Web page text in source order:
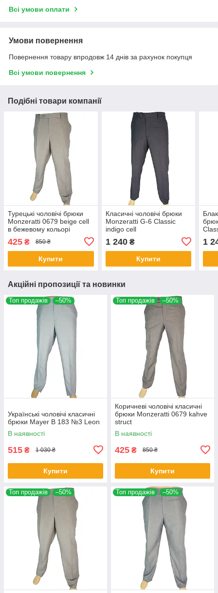
Всі умови оплати
Умови повернення
Повернення товару впродовж 14 днів за рахунок покупця
Всі умови повернення
Подібні товари компанії
Турецькі чоловічі брюки
Monzeratti 0679 beige cell
в бежевому кольорі
425 ₴ 850 ₴
Купити
Класичні чоловічі брюки
Monzeratti G-6 Classic
indigo cell
1 240₴
Купити
1
Акційні пропозиції та новинки
Топ продажів –50%
Українські чоловічі класичні
брюки Mayer B 183 №3 Leon
В наявності
515 ₴ 1 030 ₴
Купити
Топ продажів –50%
Коричневі чоловічі класичні
брюки Monzeratti 0679 kahve
struct
В наявності
425 ₴ 850 ₴
Купити
Топ продажів –50% Топ продажів –50%